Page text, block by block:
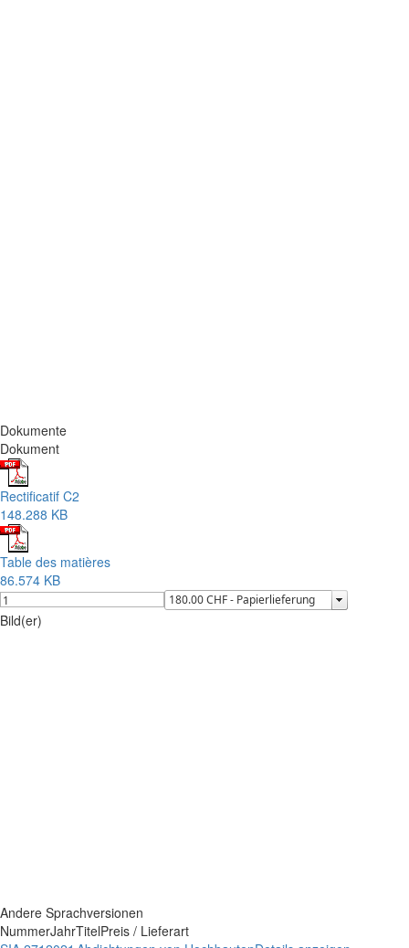
Dokumente
Dokument
Rectificatif C2
148.288 KB
Table des matières
86.574 KB
Bild(er)
Andere Sprachversionen
NummerJahrTitelPreis / Lieferart